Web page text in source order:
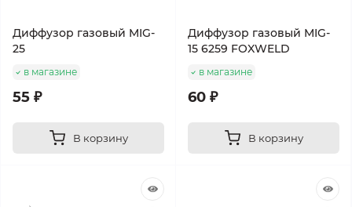
Диффузор газовый MIG-
25
в магазине
55 ₽
В корзину
Диффузор газовый MIG-
15 6259 FOXWELD
в магазине
60 ₽
В корзину